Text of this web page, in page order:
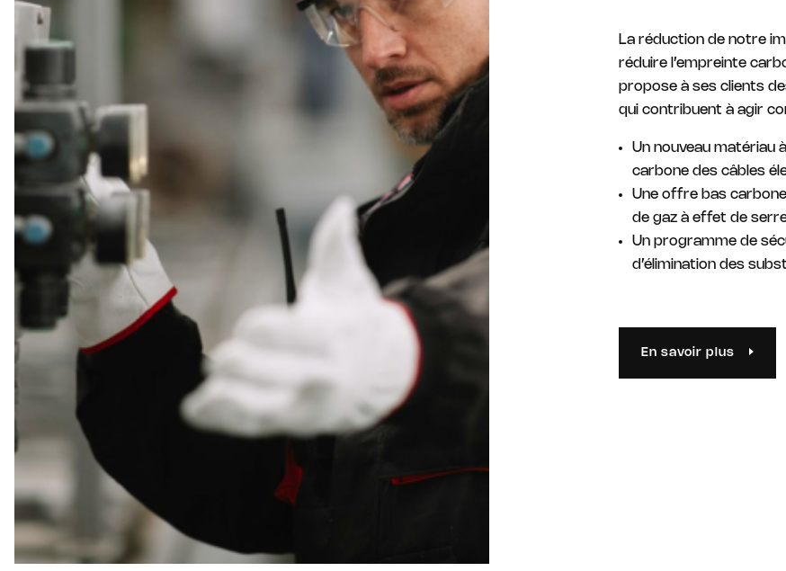
La réduction de notre
réduire l’empreinte
propose à ses clients
qui contribuent à agir
Un nouveau matériau
carbone des câbles
Une offre bas
de gaz à effet de
Un programme de
d’élimination des
En savoir plus